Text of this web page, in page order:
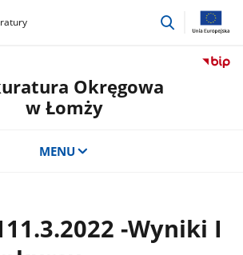
przejdź
Okręgowa
w Łomży
MENU
-Wyniki I